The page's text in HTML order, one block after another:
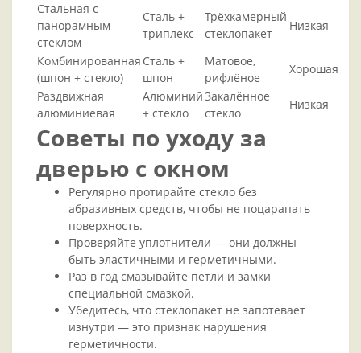
Стальная с
панорамным
стеклом
Сталь +
триплекс
Трёхкамерный
стеклопакет
Низкая
Комбинированная
(шпон + стекло)
Сталь +
шпон
Матовое,
рифлёное
Хорошая
Раздвижная
алюминиевая
Алюминий
+ стекло
Закалённое
стекло
Низкая
Советы по уходу за
дверью с окном
Регулярно протирайте стекло без
абразивных средств, чтобы не поцарапать
поверхность.
Проверяйте уплотнители — они должны
быть эластичными и герметичными.
Раз в год смазывайте петли и замки
специальной смазкой.
Убедитесь, что стеклопакет не запотевает
изнутри — это признак нарушения
герметичности.